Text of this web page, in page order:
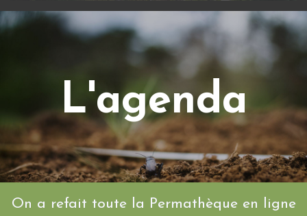
L'agenda
On a refait toute la Permathèque en ligne